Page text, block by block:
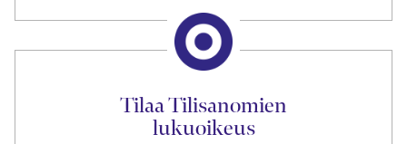
Tilaa Tilisanomien
lukuoikeus